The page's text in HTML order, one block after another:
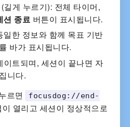
(길게 누르기): 전체 타이머,
션 종료 버튼이 표시됩니다.
일한 정보와 함께 목표 기반
바가 표시됩니다.
이트되며, 세션이 끝나면 자
니다.
르면
focusdog://end-
열리고 세션이 정상적으로